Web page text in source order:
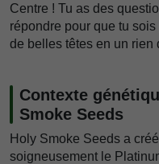
Centre ! Tu as des
répondre pour que tu
de belles têtes en un rien
Contexte
Smoke Seeds
Holy Smoke Seeds a
soigneusement le